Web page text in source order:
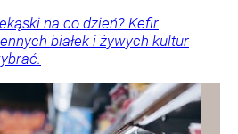
na co dzień? Kefir
białek i żywych kultur